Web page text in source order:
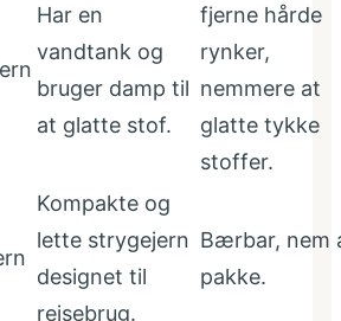
Har en
vandtank og
bruger damp til
at glatte stof.
fjerne hårde
rynker,
nemmere at
glatte tykke
stoffer.
Kompakte og
lette strygejern
designet til
rejsebrug.
Bærbar, nem
pakke.